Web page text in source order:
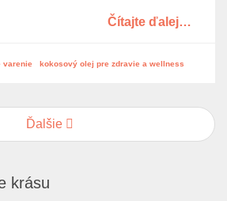
Čítajte ďalej…
varenie kokosový olej pre zdravie a wellness
Ďalšie
krásu